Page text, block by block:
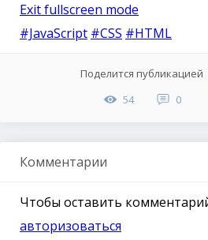
Exit fullscreen mode
#JavaScript #CSS #HTML
Поделится публикацией
54
0
Комментарии
Чтобы оставить
авторизоваться